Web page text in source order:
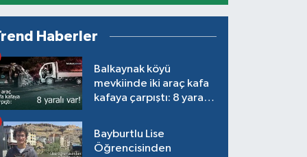
Haberler
Balkaynak köyü
mevkiinde iki araç kafa
kafaya çarpıştı: 8 yaralı
Bayburtlu Lise
Öğrencisinden